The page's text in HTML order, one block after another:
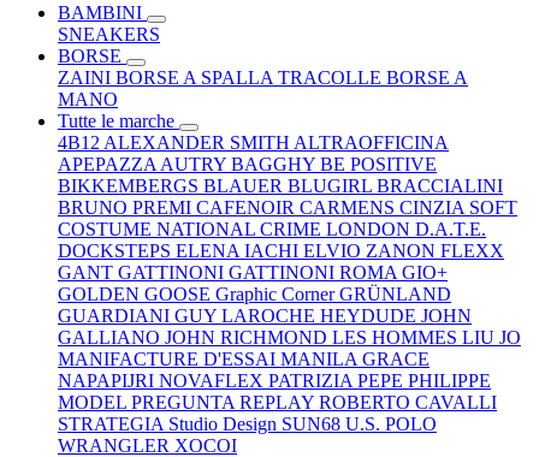
BAMBINI
SNEAKERS
BORSE
ZAINI BORSE A SPALLA TRACOLLE BORSE A
MANO
Tutte le marche
4B12 ALEXANDER SMITH ALTRAOFFICINA
APEPAZZA AUTRY BAGGHY BE POSITIVE
BIKKEMBERGS BLAUER BLUGIRL BRACCIALINI
BRUNO PREMI CAFENOIR CARMENS CINZIA SOFT
COSTUME NATIONAL CRIME LONDON D.A.T.E.
DOCKSTEPS ELENA IACHI ELVIO ZANON FLEXX
GANT GATTINONI GATTINONI ROMA GIO+
GOLDEN GOOSE Graphic CornerGRÜNLAND
GUARDIANI GUY LAROCHE HEYDUDE JOHN
GALLIANO JOHN RICHMOND LES HOMMES LIU JO
MANIFACTURE D'ESSAI MANILA GRACE
NAPAPIJRI NOVAFLEX PATRIZIA PEPE PHILIPPE
MODEL PREGUNTA REPLAY ROBERTO CAVALLI
STRATEGIA Studio Design SUN68 U.S. POLO
WRANGLER XOCOI